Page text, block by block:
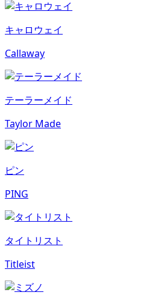
キャロウェイ
Callaway
テーラーメイド
Taylor Made
ピン
PING
タイトリスト
Titleist